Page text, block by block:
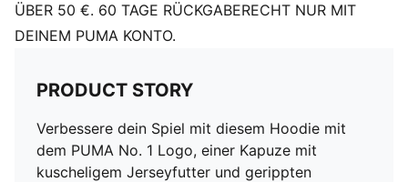
ÜBER 50 €. 60 TAGE RÜCKGABERECHT NUR MIT
DEINEM PUMA KONTO.
PRODUCT STORY
Verbessere dein Spiel mit diesem Hoodie mit
dem PUMA No. 1 Logo, einer Kapuze mit
kuscheligem Jerseyfutter und gerippten